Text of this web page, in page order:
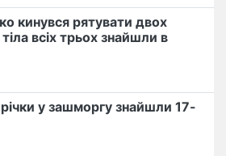
кинувся рятувати двох
тіла всіх трьох знайшли в
у зашморгу знайшли 17-